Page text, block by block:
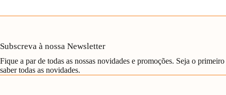
Subscreva à nossa Newsletter
Fique a par de todas as nossas novidades e promoções. Seja o primeiro
saber todas as novidades.